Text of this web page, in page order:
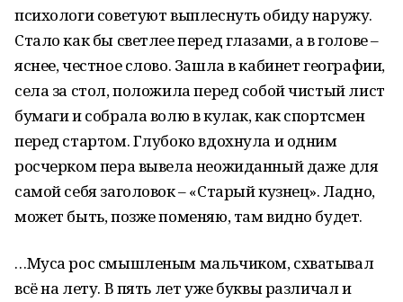
психологи советуют выплеснуть обиду наружу.
Стало как бы светлее перед глазами, а в голове –
яснее, честное слово. Зашла в кабинет географии,
села за стол, положила перед собой чистый лист
бумаги и собрала волю в кулак, как спортсмен
перед стартом. Глубоко вдохнула и одним
росчерком пера вывела неожиданный даже для
самой себя заголовок – «Старый кузнец». Ладно,
может быть, позже поменяю, там видно будет.
…Муса рос смышленым мальчиком, схватывал
всё на лету. В пять лет уже буквы различал и